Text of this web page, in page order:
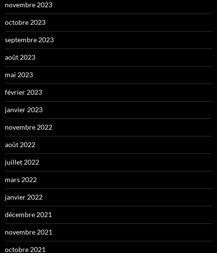
novembre 2023
octobre 2023
septembre 2023
août 2023
mai 2023
février 2023
janvier 2023
novembre 2022
août 2022
juillet 2022
mars 2022
janvier 2022
décembre 2021
novembre 2021
octobre 2021